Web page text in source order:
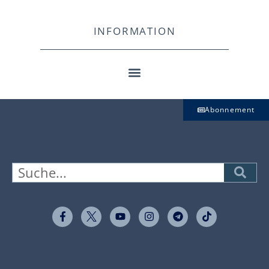
INFORMATION
Abonnement